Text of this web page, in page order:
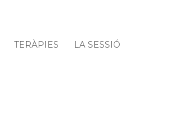
TERÀPIES LA SESSIÓ